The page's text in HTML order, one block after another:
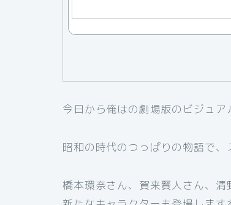
今日から俺はの劇場版のビジュア
昭和の時代のつっぱりの物語で、
橋本環奈さん、賀来賢人さん、清